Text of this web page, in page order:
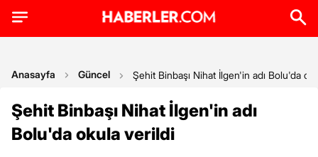
Anasayfa Güncel Şehit Binbaşı Nihat İlgen'in adı Bolu'da
Şehit Binbaşı Nihat İlgen'in adı
Bolu'da okula verildi